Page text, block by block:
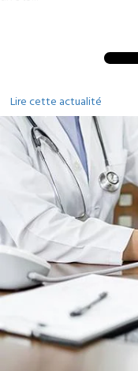
Lire cette actualité